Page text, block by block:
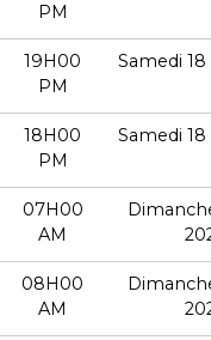
PM
19H00
PM
Samedi
18H00
PM
Samedi
07H00
AM
08H00
AM